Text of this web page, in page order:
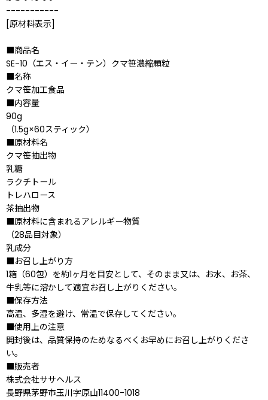
-----------
[原材料表示]
■商品名
SE-10（エス・イー・テン）クマ笹濃縮顆粒
■名称
クマ笹加工食品
■内容量
90g
（1.5g×60スティック）
■原材料名
クマ笹抽出物
乳糖
ラクチトール
トレハロース
茶抽出物
■原材料に含まれるアレルギー物質
（28品目対象）
乳成分
■お召し上がり方
1箱（60包）を約1ヶ月を目安として、そのまま又は、お水、お茶、
牛乳等に溶かして適宜お召し上がりください。
■保存方法
高温、多湿を避け、常温で保存してください。
■使用上の注意
開封後は、品質保持のためなるべくお早めにお召し上がりくださ
い。
■販売者
株式会社ササヘルス
長野県茅野市玉川字原山11400-1018